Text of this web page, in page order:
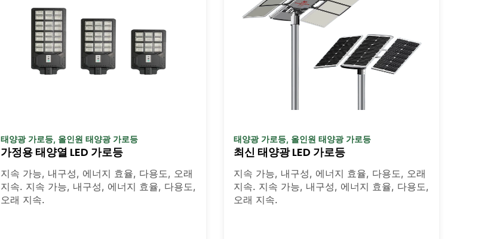
태양광 가로등, 올인원 태양광 가로등
가정용 태양열 LED 가로등
지속 가능, 내구성, 에너지 효율, 다용도, 오래
지속. 지속 가능, 내구성, 에너지 효율, 다용도,
오래 지속.
태양광 가로등, 올인원 태양광 가로등
최신 태양광 LED 가로등
지속 가능, 내구성, 에너지 효율, 다용도, 오래
지속. 지속 가능, 내구성, 에너지 효율, 다용도,
오래 지속.